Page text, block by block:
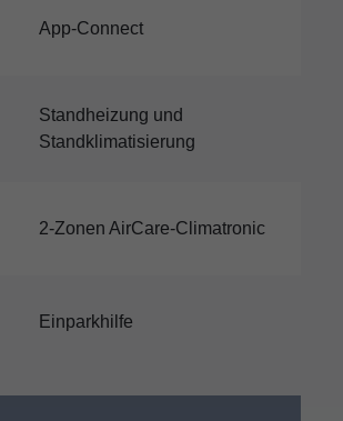
App-Connect
Standheizung und
Standklimatisierung
2-Zonen AirCare-Climatronic
Einparkhilfe